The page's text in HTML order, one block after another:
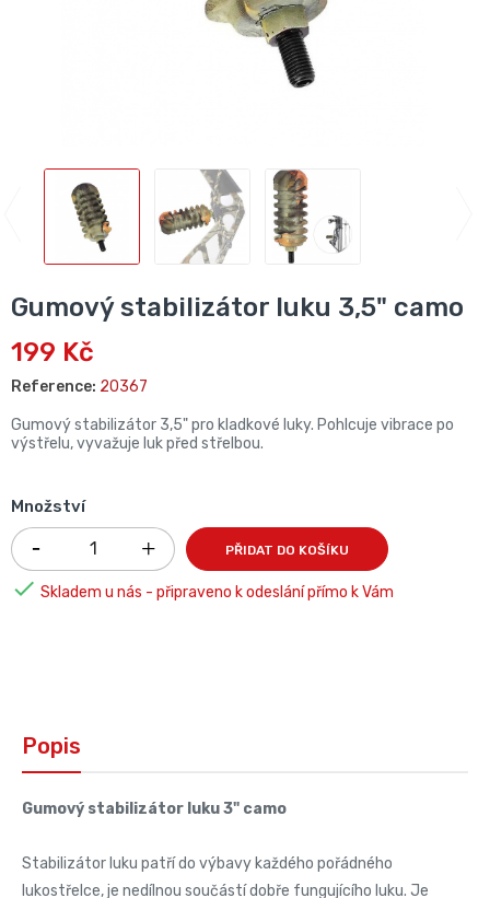
Gumový stabilizátor luku 3,5" camo
199 Kč
Reference: 20367
Gumový stabilizátor 3,5" pro kladkové luky. Pohlcuje vibrace po
výstřelu, vyvažuje luk před střelbou.
Množství
PŘIDAT DO KOŠÍKU
 Skladem u nás - připraveno k odeslání přímo k Vám
Popis
Gumový stabilizátor luku 3" camo
Stabilizátor luku patří do výbavy každého pořádného
lukostřelce, je nedílnou součástí dobře fungujícího luku. Je